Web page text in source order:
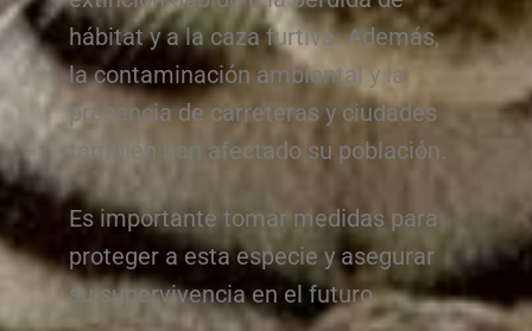
hábitat y a la caza furtiva. Además,
la contaminación ambiental y la
presencia de carreteras y ciudades
también han afectado su población.
Es importante tomar medidas para
proteger a esta especie y asegurar
su supervivencia en el futuro.